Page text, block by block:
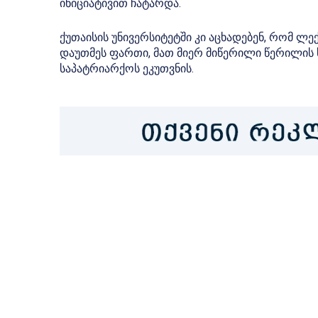
ინიციატივით ჩატარდა.
ქუთაისის უნივერსიტეტში კი აცხადებენ, რომ
დაუთმეს ფართი, მათ მიერ მიწერილი
საპატრიარქოს ეკუთვნის.